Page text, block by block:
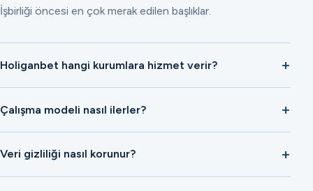
İşbirliği öncesi en çok merak edilen başlıklar.
Holiganbet hangi kurumlara hizmet verir?
Çalışma modeli nasıl ilerler?
Veri gizliliği nasıl korunur?